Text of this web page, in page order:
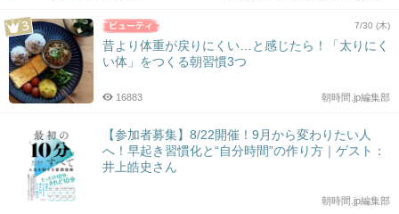
7/30 (木)
昔より体重が戻りにくい…と感じたら！「太りにく
い体」をつくる朝習慣3つ
朝時間.jp編集部
16883
【参加者募集】8/22開催！9月から変わりたい人
へ！早起き習慣化と“自分時間”の作り方｜ゲスト：
井上皓史さん
朝時間.jp編集部